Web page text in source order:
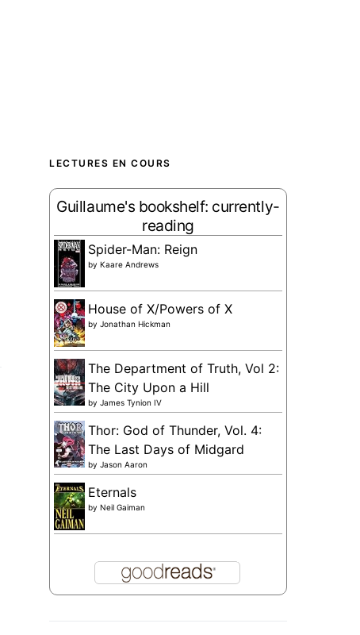
LECTURES EN COURS
Guillaume's bookshelf: currently-
reading
Spider-Man: Reign
by Kaare Andrews
House of X/Powers of X
by Jonathan Hickman
The Department of Truth, Vol 2:
The City Upon a Hill
by James Tynion IV
Thor: God of Thunder, Vol. 4:
The Last Days of Midgard
by Jason Aaron
Eternals
by Neil Gaiman